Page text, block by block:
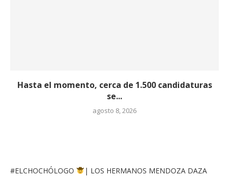
Hasta el momento, cerca de 1.500 candidaturas
se...
agosto 8, 2026
#ELCHOCHÓLOGO
| LOS HERMANOS MENDOZA DAZA